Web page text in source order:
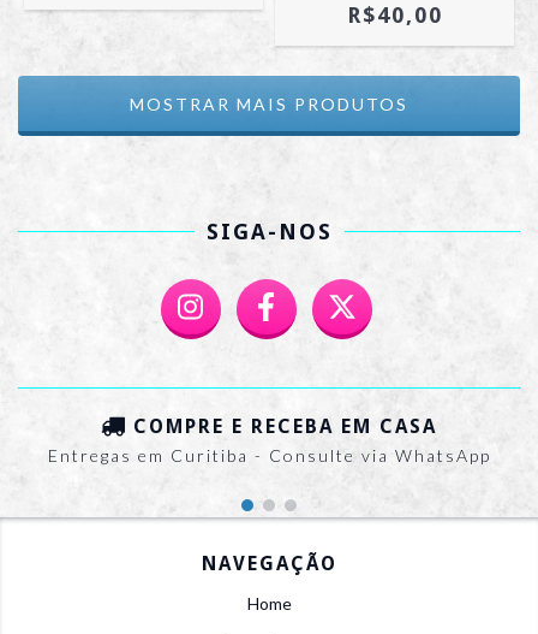
R$40,00
MOSTRAR MAIS PRODUTOS
SIGA-NOS
COMPRE E RECEBA EM CASA
Entregas em Curitiba - Consulte via WhatsApp
NAVEGAÇÃO
Home